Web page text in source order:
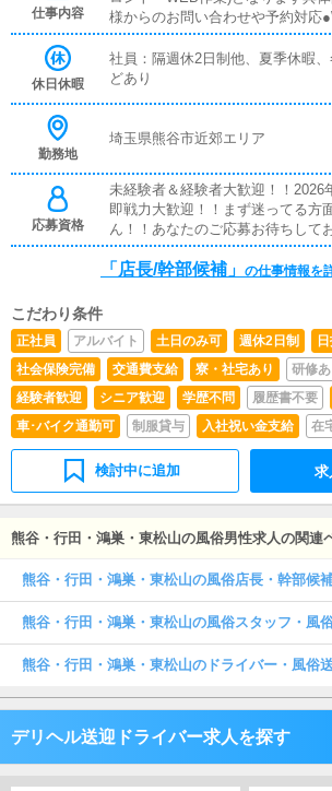
では随時昇給させる独自システム
仕事内容
様からのお問い合わせや予約対応
やプロフィール、シフト登録、
ール対応女の子などの返信業務●
怠管理やスケジュール確認●送迎業
タッフ一人一人に教育・指導を行
て欲しいところを尋ねやすい環境
休日休暇
社員：隔週休2日制他、夏季休暇
どあり
勤務地
埼玉県熊谷市近郊エリア
応募資格
未経験者＆経験者大歓迎！！2026
即戦力大歓迎！！まず迷ってる方
ん！！あなたのご応募お待ちして
完備】雇用保険、健康保険、厚
自動車免許
「店長/幹部候補」 の仕事情報を
こだわり条件
正社員 アルバイト 土日のみ可 週休2日制
社会保険完備
交通費支給 寮・社宅あり 研修あ
経験者歓迎
シニア歓迎 学歴不問 履歴書不要
車･バイク通勤可
制服貸与 入社祝い金支給 在
検討中に追加 求
熊谷・行田・鴻巣・東松山の風俗男性求人の関連
熊谷・行田・鴻巣・東松山の風俗店長・幹部候
熊谷・行田・鴻巣・東松山の風俗スタッフ・風
熊谷・行田・鴻巣・東松山のドライバー・風俗
デリヘル送迎ドライバー求人を探す